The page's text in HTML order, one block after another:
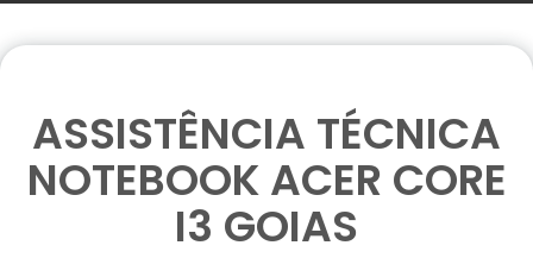
ASSISTÊNCIA TÉCNICA
NOTEBOOK ACER CORE
I3 GOIAS